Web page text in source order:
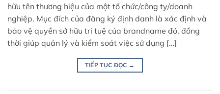
hữu tên thương hiệu của một tổ chức/công ty/doanh
nghiệp. Mục đích của đăng ký định danh là xác định và
bảo vệ quyền sở hữu trí tuệ của brandname đó, đồng
thời giúp quản lý và kiểm soát việc sử dụng […]
TIẾP TỤC ĐỌC →